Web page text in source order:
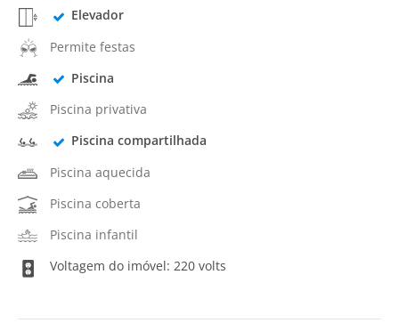
Elevador
Permite festas
Piscina
Piscina privativa
Piscina compartilhada
Piscina aquecida
Piscina coberta
Piscina infantil
Voltagem do imóvel: 220 volts